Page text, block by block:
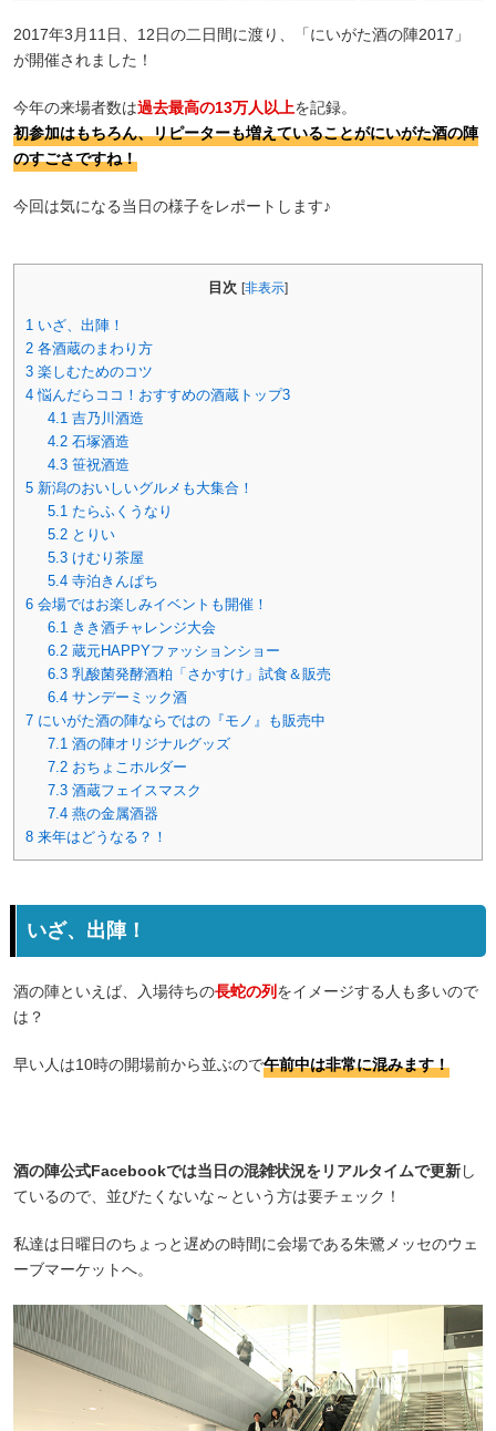
2017年3月11日、12日の二日間に渡り、「にいがた酒の陣2017」
が開催されました！
今年の来場者数は過去最高の13万人以上を記録。
初参加はもちろん、リピーターも増えていることがにいがた酒の陣
のすごさですね！
今回は気になる当日の様子をレポートします♪
目次 [非表示]
1 いざ、出陣！
2 各酒蔵のまわり方
3 楽しむためのコツ
4 悩んだらココ！おすすめの酒蔵トップ3
4.1吉乃川酒造
4.2石塚酒造
4.3笹祝酒造
5 新潟のおいしいグルメも大集合！
5.1たらふくうなり
5.2とりい
5.3けむり茶屋
5.4寺泊きんぱち
6 会場ではお楽しみイベントも開催！
6.1きき酒チャレンジ大会
6.2蔵元HAPPYファッションショー
6.3乳酸菌発酵酒粕「さかすけ」試食＆販売
6.4サンデーミック酒
7 にいがた酒の陣ならではの『モノ』も販売中
7.1酒の陣オリジナルグッズ
7.2おちょこホルダー
7.3酒蔵フェイスマスク
7.4燕の金属酒器
8 来年はどうなる？！
いざ、出陣！
酒の陣といえば、入場待ちの長蛇の列 をイメージする人も多いので
は？
早い人は10時の開場前から並ぶので午前中は非常に混みます！
酒の陣公式Facebookでは当日の混雑状況をリアルタイムで更新し
ているので、並びたくないな～という方は要チェック！
私達は日曜日のちょっと遅めの時間に会場である朱鷺メッセのウェ
ーブマーケットへ。